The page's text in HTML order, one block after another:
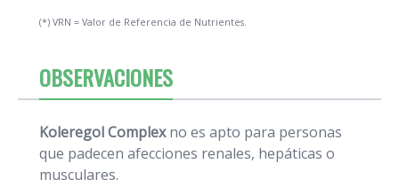
(*) VRN = Valor de Referencia de Nutrientes.
OBSERVACIONES
Koleregol Complexno es apto para personas
que padecen afecciones renales, hepáticas o
musculares.